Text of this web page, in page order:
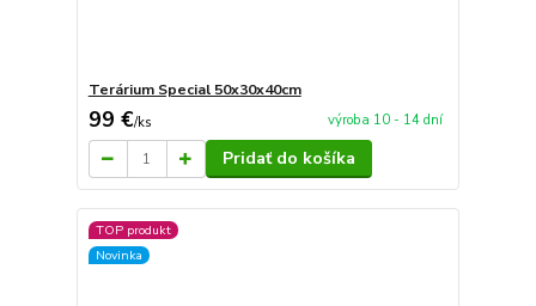
Terárium Special 50x30x40cm
99 €/ks výroba 10 - 14 dní
Pridať do košíka
TOP produkt
Novinka